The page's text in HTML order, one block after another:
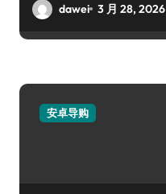
dawei 3 月 28, 2026
安卓导购